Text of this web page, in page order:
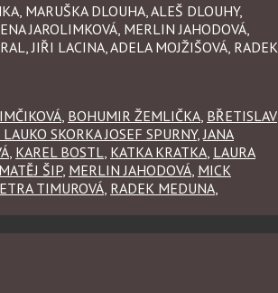
MARUŠKA DLOUHA, ALEŠ DLOUHY,
JAROLIMKOVÁ, MERLIN JAHODOVÁ,
JIŘI LACINA, ADELA MOJŽIŠOVÁ, RADEK
BOHUMIR ŽEMLIČKA BŘETISLAV
LAUKO SKORKA JOSEF SPURNY, JANA
KAREL BOSTL KATKA KRATKA LAURA
MATĚJ ŠIP, MERLIN JAHODOVÁ MICK
TIMUROVÁ RADEK MEDUNA